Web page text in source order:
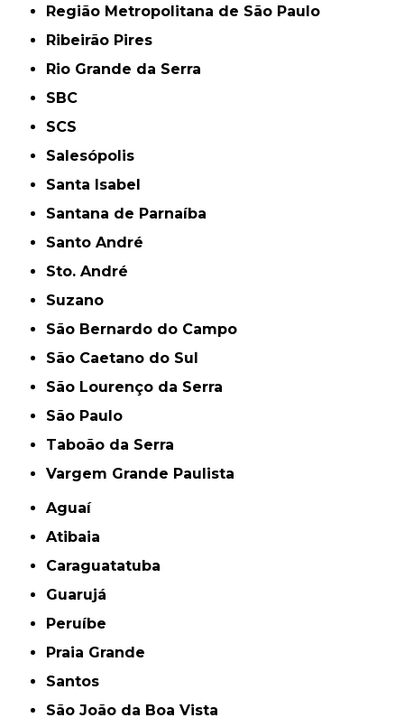
Região Metropolitana de São Paulo
Ribeirão Pires
Rio Grande da Serra
SBC
SCS
Salesópolis
Santa Isabel
Santana de Parnaíba
Santo André
Sto. André
Suzano
São Bernardo do Campo
São Caetano do Sul
São Lourenço da Serra
São Paulo
Taboão da Serra
Vargem Grande Paulista
Aguaí
Atibaia
Caraguatatuba
Guarujá
Peruíbe
Praia Grande
Santos
São João da Boa Vista